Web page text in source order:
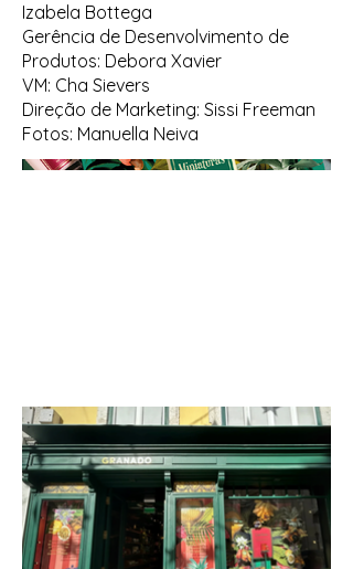
Izabela Bottega
Gerência de Desenvolvimento de
Produtos: Debora Xavier
VM: Cha Sievers
Direção de Marketing: Sissi Freeman
Fotos: Manuella Neiva